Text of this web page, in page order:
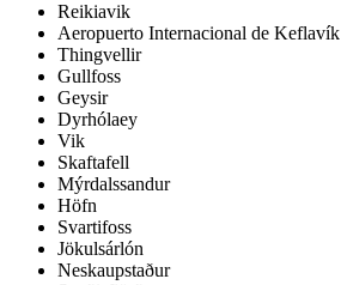
Reikiavik
Aeropuerto Internacional de Keflavík
Thingvellir
Gullfoss
Geysir
Dyrhólaey
Vik
Skaftafell
Mýrdalssandur
Höfn
Svartifoss
Jökulsárlón
Neskaupstaður